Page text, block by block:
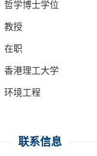
哲学博士学位
教授
在职
香港理工大学
环境工程
联系信息